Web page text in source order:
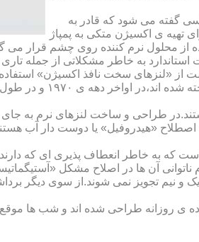
گفته می شود که قادر به
تهیه ی اکسیژن متکی به پمپاژ
از محلول نرم کننده روی چشم قرار
به خاطر مشکلاتی از جمله
از «لنزهای سخت نافذ اکسیژن»
طراحی و ساخت لنزهای نرم به
«هیدروفیل» یا دوست دار آب
به خاطر انعطاف پذیری ای که
ناتوانی آن ها در اصلاح مشکل
و نیم تجویز نمی شوند.از سوی دیگر
طراحی شده اند و شب ها موقع